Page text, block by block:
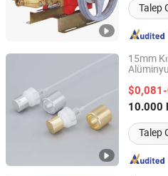
Talep
15mm
10.000
Talep
Foshan Shunde Junyue
Guangdong, China